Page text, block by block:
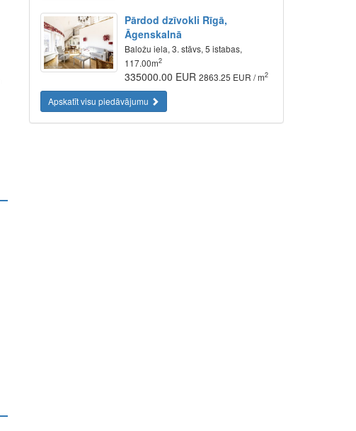
Pārdod dzīvokli Rīgā,
Āgenskalnā
Baložu iela, 3. stāvs, 5 istabas,
117.00m2
335000.00 EUR2863.25 EUR / m2
Apskatīt visu piedāvājumu